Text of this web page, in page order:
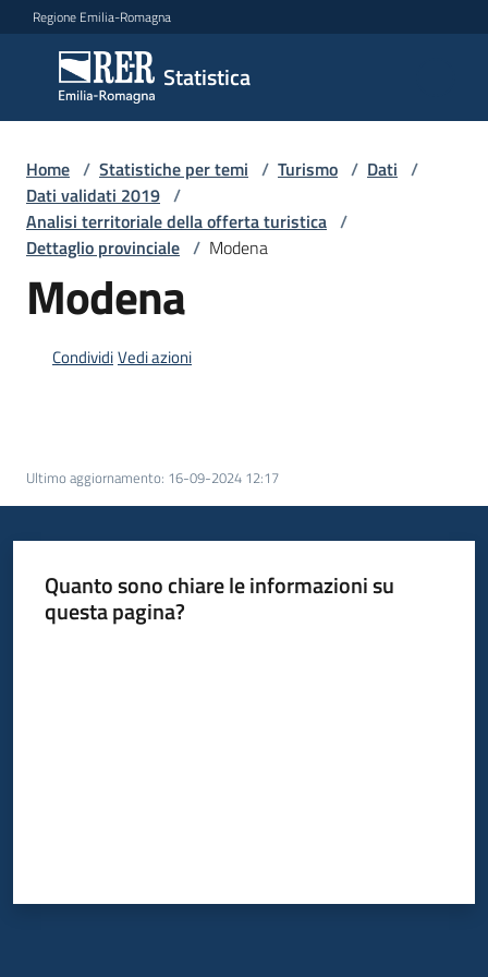
Vai al contenuto
Vai alla navigazione
Vai al footer
Regione Emilia-Romagna
Statistica
Statistica
Novità
Dati
per
temi
Metadati
Home / Statistiche per temi / Turismo / Dati /
Dati validati 2019 /
Analisi territoriale della offerta turistica /
Dettaglio provinciale / Modena
Modena
CondividiVedi azioni
Ultimo aggiornamento: 16-09-2024 12:17
Quanto sono chiare le informazioni su
questa pagina?